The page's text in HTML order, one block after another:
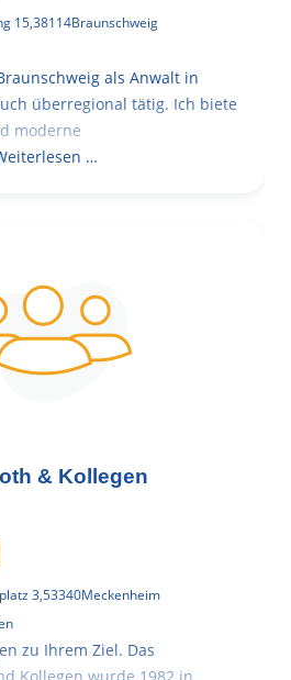
15,38114Braunschweig
als Anwalt in
überregional tätig. Ich biete
moderne
…
& Kollegen
3,53340Meckenheim
zu Ihrem Ziel. Das